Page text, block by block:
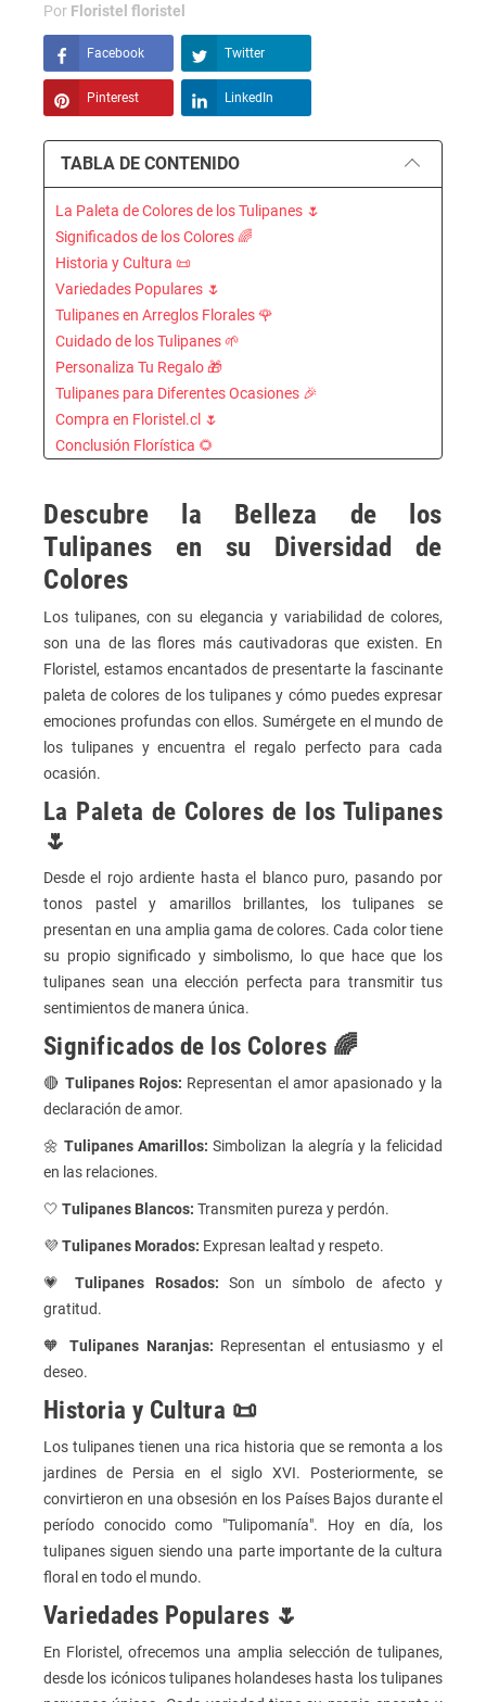
Por Floristel floristel
Facebook Twitter
Pinterest LinkedIn
TABLA DE CONTENIDO
La Paleta de Colores de los Tulipanes 🌷
Significados de los Colores 🌈
Historia y Cultura 📜
Variedades Populares 🌷
Tulipanes en Arreglos Florales 🌹
Cuidado de los Tulipanes 🌱
Personaliza Tu Regalo 🎁
Tulipanes para Diferentes Ocasiones 🎉
Compra en Floristel.cl 🌷
Conclusión Florística 🌻
Descubre la Belleza de los
Tulipanes en su Diversidad de
Colores
Los tulipanes, con su elegancia y variabilidad de colores,
son una de las flores más cautivadoras que existen. En
Floristel, estamos encantados de presentarte la fascinante
paleta de colores de los tulipanes y cómo puedes expresar
emociones profundas con ellos. Sumérgete en el mundo de
los tulipanes y encuentra el regalo perfecto para cada
ocasión.
La Paleta de Colores de los Tulipanes
🌷
Desde el rojo ardiente hasta el blanco puro, pasando por
tonos pastel y amarillos brillantes, los tulipanes se
presentan en una amplia gama de colores. Cada color tiene
su propio significado y simbolismo, lo que hace que los
tulipanes sean una elección perfecta para transmitir tus
sentimientos de manera única.
Significados de los Colores 🌈
🔴 Tulipanes Rojos: Representan el amor apasionado y la
declaración de amor.
🌼Tulipanes Amarillos: Simbolizan la alegría y la felicidad
en las relaciones.
🤍 Tulipanes Blancos: Transmiten pureza y perdón.
💜 Tulipanes Morados: Expresan lealtad y respeto.
💗Tulipanes Rosados: Son un símbolo de afecto y
gratitud.
🧡 Tulipanes Naranjas: Representan el entusiasmo y el
deseo.
Historia y Cultura 📜
Los tulipanes tienen una rica historia que se remonta a los
jardines de Persia en el siglo XVI. Posteriormente, se
convirtieron en una obsesión en los Países Bajos durante el
período conocido como "Tulipomanía". Hoy en día, los
tulipanes siguen siendo una parte importante de la cultura
floral en todo el mundo.
Variedades Populares 🌷
En Floristel, ofrecemos una amplia selección de tulipanes,
desde los icónicos tulipanes holandeses hasta los tulipanes